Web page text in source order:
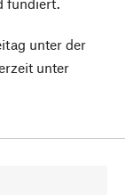
unter der
unter